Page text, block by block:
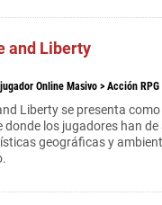
and Liberty
Online Masivo > Acción RPG
Liberty se presenta
donde los jugadores han
geográficas y